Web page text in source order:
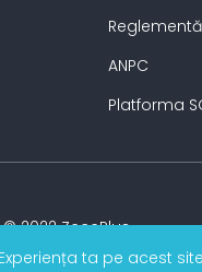
ANPC
Platforma
2022 ZecePlus
Experiența ta pe acest